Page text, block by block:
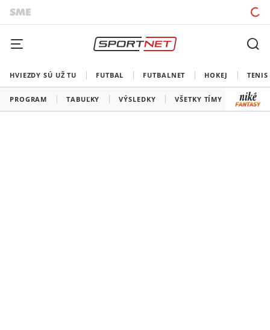
HVIEZDY SÚ UŽ TU FUTBAL FUTBALNET HOKEJ TENIS
PROGRAM TABUĽKY VÝSLEDKY VŠETKY TÍMY